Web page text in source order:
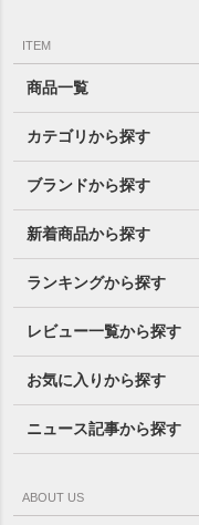
ITEM
商品一覧
カテゴリから探す
ブランドから探す
新着商品から探す
ランキングから探す
レビュー一覧から探す
お気に入りから探す
ニュース記事から探す
ABOUT US